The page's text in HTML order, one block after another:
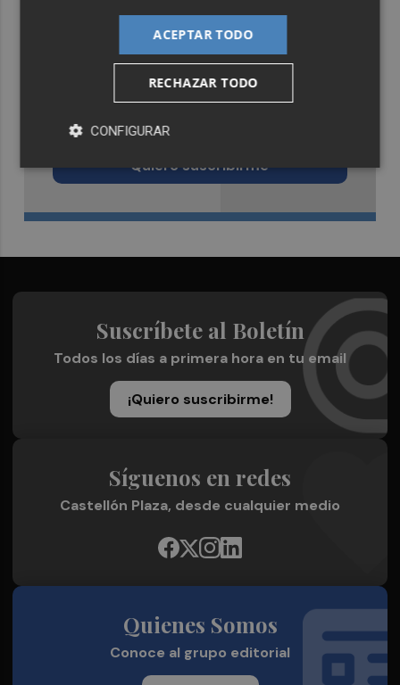
Recibe toda la actualidad de
Castellón Plaza en tu correo
Quiero suscribirme
Suscríbete al Boletín
Todos los días a primera hora en tu email
¡Quiero suscribirme!
Síguenos en redes
Castellón Plaza, desde cualquier medio
Quienes Somos
Conoce al grupo editorial
ACEPTAR TODO
RECHAZAR TODO
CONFIGURAR